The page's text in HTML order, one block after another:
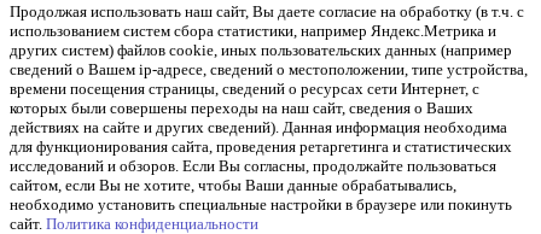
Продолжая использовать наш cайт, Вы даете согласие на обработку (в т.ч. с
использованием систем сбора статистики, например Яндекс.Метрика и
других систем) файлов cookie, иных пользовательских данных (например
сведений о Вашем ip-адресе, сведений о местоположении, типе устройства,
времени посещения страницы, сведений о ресурсах сети Интернет, с
которых были совершены переходы на наш сайт, сведения о Ваших
действиях на сайте и других сведений). Данная информация необходима
для функционирования сайта, проведения ретаргетинга и статистических
исследований и обзоров. Если Вы согласны, продолжайте пользоваться
сайтом, если Вы не хотите, чтобы Ваши данные обрабатывались,
необходимо установить специальные настройки в браузере или покинуть
сайт. Политика конфиденциальности